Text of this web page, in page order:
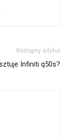
Następny artykuł
Infiniti q50s?